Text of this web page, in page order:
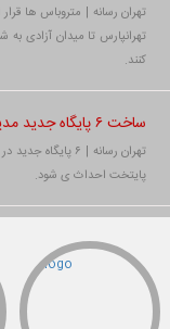
تهران رسانه | متروباس ها
تهرانپارس تا میدان آزادی
کنند.
ساخت ۶ پایگاه جدید مدیریت بحران در تهران
پایتخت احداث ی شود.